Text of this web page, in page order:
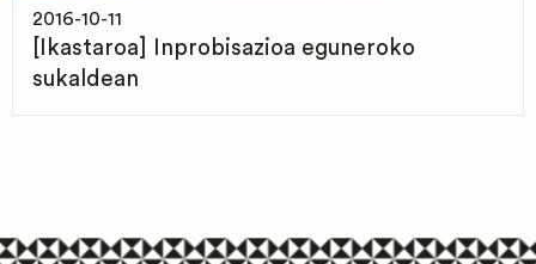
2016-10-11
[Ikastaroa] Inprobisazioa eguneroko
sukaldean